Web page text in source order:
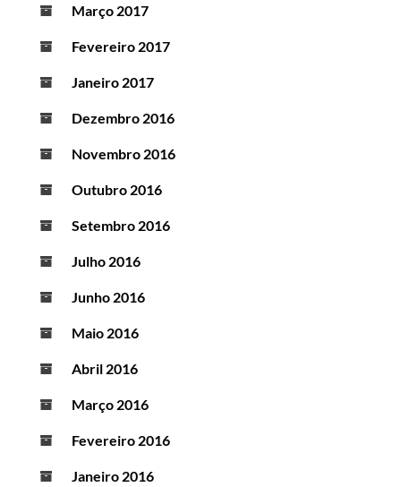
Março 2017
Fevereiro 2017
Janeiro 2017
Dezembro 2016
Novembro 2016
Outubro 2016
Setembro 2016
Julho 2016
Junho 2016
Maio 2016
Abril 2016
Março 2016
Fevereiro 2016
Janeiro 2016